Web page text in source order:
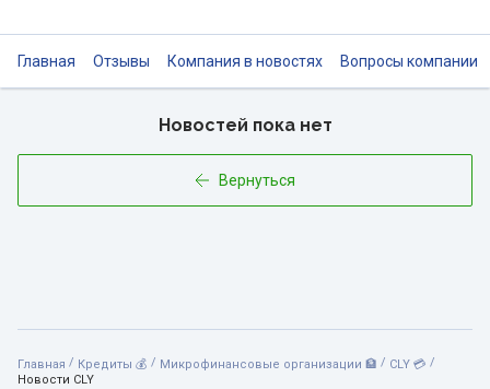
Главная Отзывы Компания в новостях Вопросы компании
Новостей пока нет
Вернуться
Главная / Кредиты 💰 / Микрофинансовые организации 🏦 / CLY 💳 /
Новости CLY